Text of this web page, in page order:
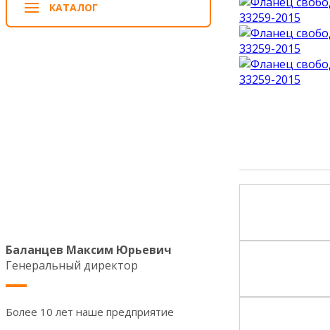
КАТАЛОГ
Баланцев Максим Юрьевич
Генеральный директор
Более 10 лет наше предприятие